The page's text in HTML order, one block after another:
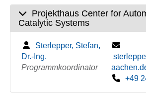
Projekthaus Center for
Catalytic Systems
Sterlepper, Stefan,
Dr.-Ing.
Programmkoordinator
+49